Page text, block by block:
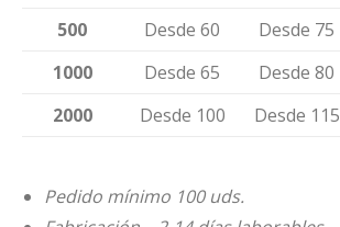
500
Desde 60 Desde 75
1000
Desde 65 Desde 80
2000
Desde 100 Desde 115
Pedido mínimo 100 uds.